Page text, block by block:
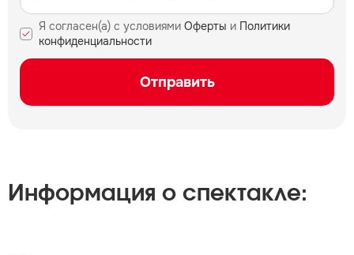
Отправить
Я согласен(а) с условиями Оферты и Политики
конфиденциальности
Информация о спектакле: